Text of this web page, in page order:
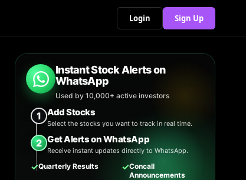
Login Sign Up
Instant Stock Alerts on
WhatsApp
Used by 10,000+ active investors
1 Add Stocks
Select the stocks you want to track in real time.
2 Get Alerts on WhatsApp
Receive instant updates directly to WhatsApp.
✓Quarterly Results ✓Concall
Announcements